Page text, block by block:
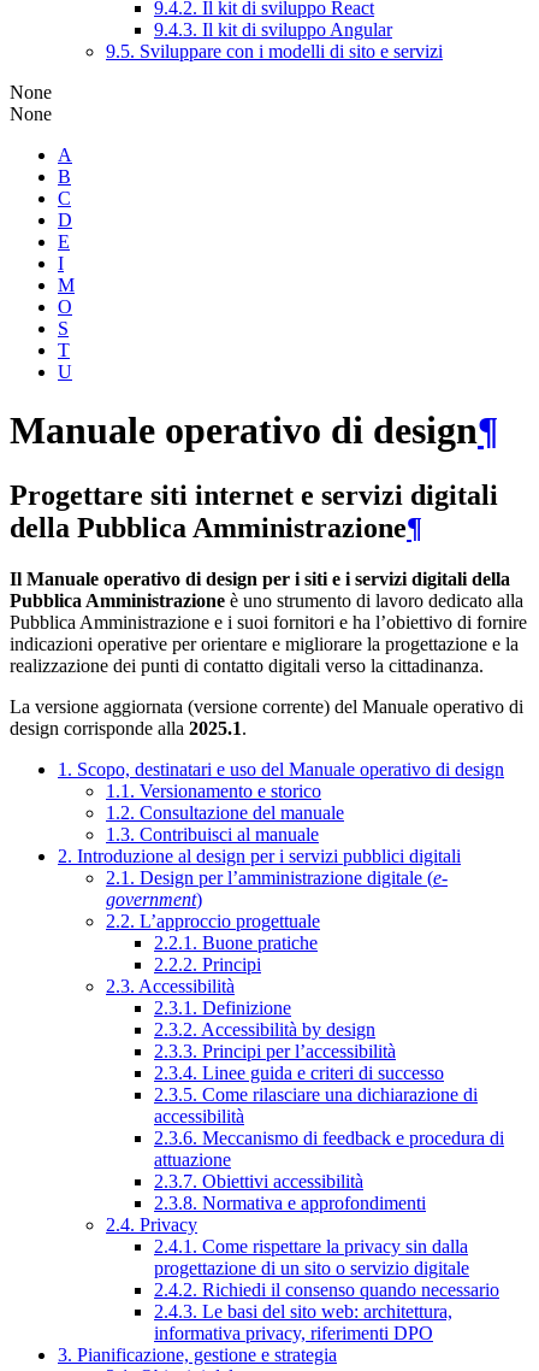
9.4.2. Il kit di sviluppo React
9.4.3. Il kit di sviluppo Angular
9.5. Sviluppare con i modelli di sito e servizi
None
None
A
B
C
D
E
I
M
O
S
T
U
Manuale operativo di design¶
Progettare siti internet e servizi digitali
della Pubblica Amministrazione¶
Il Manuale operativo di design per i siti e i servizi digitali della
Pubblica Amministrazione è uno strumento di lavoro dedicato alla
Pubblica Amministrazione e i suoi fornitori e ha l’obiettivo di fornire
indicazioni operative per orientare e migliorare la progettazione e la
realizzazione dei punti di contatto digitali verso la cittadinanza.
La versione aggiornata (versione corrente) del Manuale operativo di
design corrisponde alla 2025.1.
1. Scopo, destinatari e uso del Manuale operativo di design
1.1. Versionamento e storico
1.2. Consultazione del manuale
1.3. Contribuisci al manuale
2. Introduzione al design per i servizi pubblici digitali
2.1. Design per l’amministrazione digitale (e-
government)
2.2. L’approccio progettuale
2.2.1. Buone pratiche
2.2.2. Principi
2.3. Accessibilità
2.3.1. Definizione
2.3.2. Accessibilità by design
2.3.3. Principi per l’accessibilità
2.3.4. Linee guida e criteri di successo
2.3.5. Come rilasciare una dichiarazione di
accessibilità
2.3.6. Meccanismo di feedback e procedura di
attuazione
2.3.7. Obiettivi accessibilità
2.3.8. Normativa e approfondimenti
2.4. Privacy
2.4.1. Come rispettare la privacy sin dalla
progettazione di un sito o servizio digitale
2.4.2. Richiedi il consenso quando necessario
2.4.3. Le basi del sito web: architettura,
informativa privacy, riferimenti DPO
3. Pianificazione, gestione e strategia